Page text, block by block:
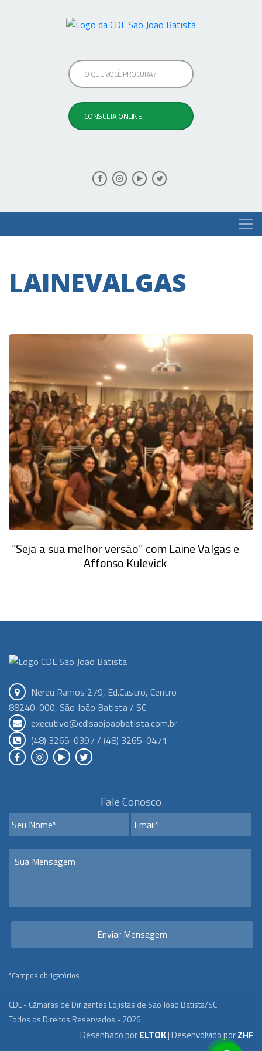
LAINEVALGAS
“Seja a sua melhor versão” com Laine Valgas e
Affonso Kulevick
Nereu Ramos 279, Ed.Castro, Centro
88240-000, São João Batista / SC
executivo@cdlsaojoaobatista.com.br
(48) 3265-0397 / (48) 3265-0471
Fale Conosco
*Campos obrigatórios
CDL - Câmaras de Dirigentes Lojistas de São João Batista/SC
Todos os Direitos Reservados - 2026
Desenhado porELTOK| Desenvolvido porZHF